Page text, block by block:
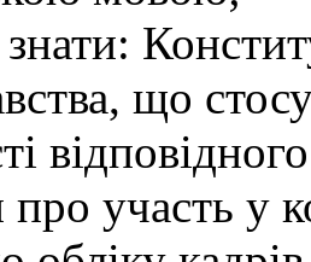
що
участь у